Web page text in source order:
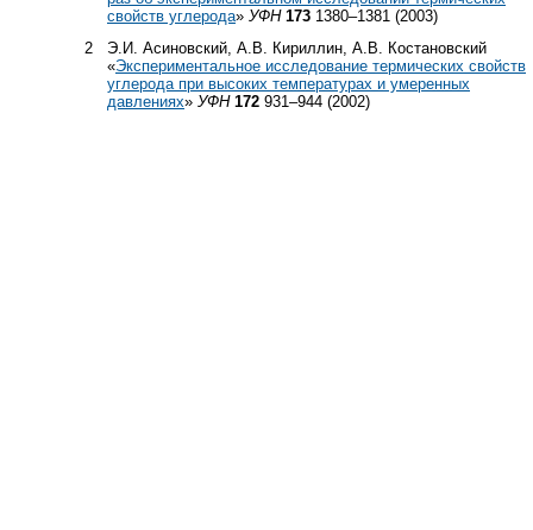
свойств углерода» УФН 173 1380–1381 (2003)
2
Э.И. Асиновский, А.В. Кириллин, А.В. Костановский
«Экспериментальное исследование термических свойств
углерода при высоких температурах и умеренных
давлениях» УФН 172 931–944 (2002)